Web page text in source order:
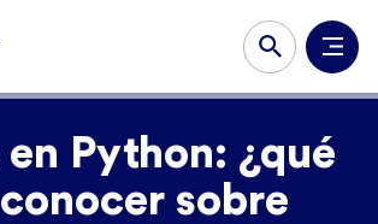
en Python: ¿qué
sobre